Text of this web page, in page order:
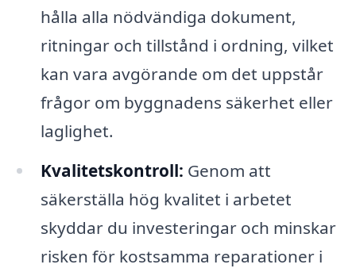
hålla alla nödvändiga dokument,
ritningar och tillstånd i ordning, vilket
kan vara avgörande om det uppstår
frågor om byggnadens säkerhet eller
laglighet.
Kvalitetskontroll: Genom att
säkerställa hög kvalitet i arbetet
skyddar du investeringar och minskar
risken för kostsamma reparationer i